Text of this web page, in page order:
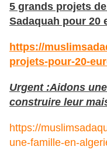
5 grands projets
Sadaquah pour 20
https://
projets-pour-20-
Urgent :Aidons
construire leur
https://
une-famille-en-